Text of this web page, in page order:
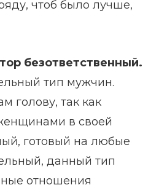
чтоб было лучше,
безответственный.
тип мужчин.
голову, так как
в своей
готовый на любые
данный тип
отношения